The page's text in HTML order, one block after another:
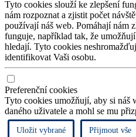
Tyto cookies slouží ke zlepšení
nám rozpoznat a zjistit počet
používají náš web. Pomáhají nám
funguje, například tak, že
hledají. Tyto cookies
identifikovat Vaši osobu.
Preferenční cookies
Tyto cookies umožňují, aby si náš
daného uživatele a mohl se mu
Uložit vybrané Přijmout vše